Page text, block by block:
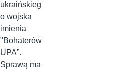
ukraińskieg
o wojska
imienia
"Bohaterów
UPA”.
Sprawą ma